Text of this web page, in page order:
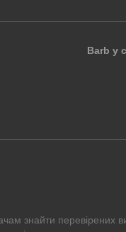
Barb у
знайти перевірених